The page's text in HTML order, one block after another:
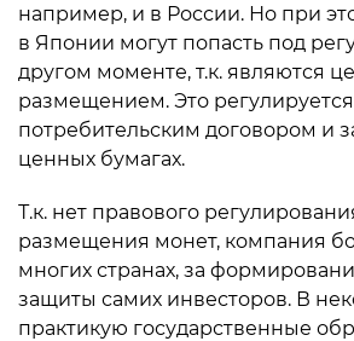
например, и в России. Но при
в Японии могут попасть под
другом моменте, т.к. являются
размещением. Это регулируется
потребительским договором и
ценных бумагах.
Т.к. нет правового
размещения монет, компания
многих странах, за
защиты самих инвесторов. В
практикую государственные